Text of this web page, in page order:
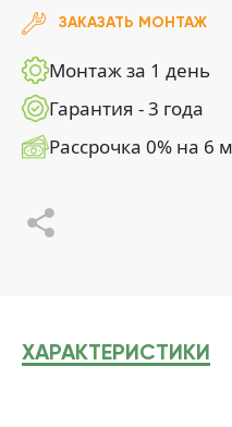
ЗАКАЗАТЬ МОНТАЖ
Монтаж за 1 день
Гарантия - 3 года
Рассрочка 0% на 6
ХАРАКТЕРИСТИКИ